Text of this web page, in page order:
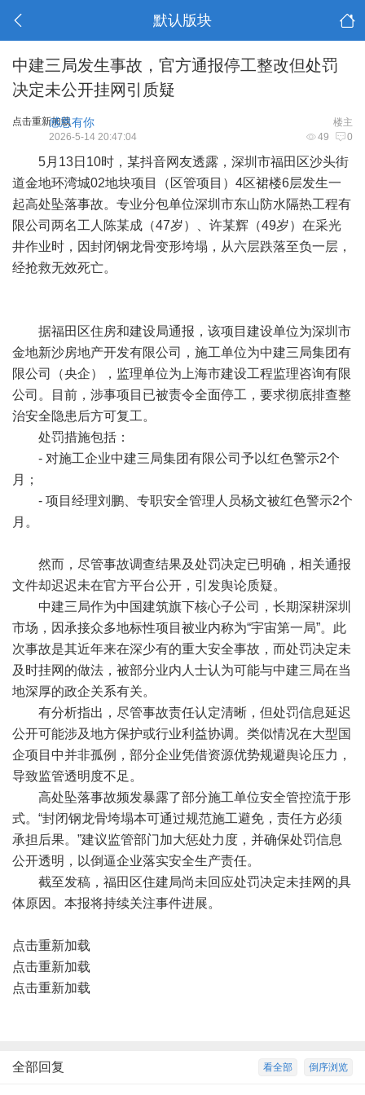
默认版块
中建三局发生事故，官方通报停工整改但处罚
决定未公开挂网引质疑
点击重新加载 楼主
感恩有你
49 0
2026-5-14 20:47:04
5月13日10时，某抖音网友透露，深圳市福田区沙头街
道金地环湾城02地块项目（区管项目）4区裙楼6层发生一
起高处坠落事故。专业分包单位深圳市东山防水隔热工程有
限公司两名工人陈某成（47岁）、许某辉（49岁）在采光
井作业时，因封闭钢龙骨变形垮塌，从六层跌落至负一层，
经抢救无效死亡。
据福田区住房和建设局通报，该项目建设单位为深圳市
金地新沙房地产开发有限公司，施工单位为中建三局集团有
限公司（央企），监理单位为上海市建设工程监理咨询有限
公司。目前，涉事项目已被责令全面停工，要求彻底排查整
治安全隐患后方可复工。
处罚措施包括：
- 对施工企业中建三局集团有限公司予以红色警示2个
月；
- 项目经理刘鹏、专职安全管理人员杨文被红色警示2个
月。
然而，尽管事故调查结果及处罚决定已明确，相关通报
文件却迟迟未在官方平台公开，引发舆论质疑。
中建三局作为中国建筑旗下核心子公司，长期深耕深圳
市场，因承接众多地标性项目被业内称为“宇宙第一局”。此
次事故是其近年来在深少有的重大安全事故，而处罚决定未
及时挂网的做法，被部分业内人士认为可能与中建三局在当
地深厚的政企关系有关。
有分析指出，尽管事故责任认定清晰，但处罚信息延迟
公开可能涉及地方保护或行业利益协调。类似情况在大型国
企项目中并非孤例，部分企业凭借资源优势规避舆论压力，
导致监管透明度不足。
高处坠落事故频发暴露了部分施工单位安全管控流于形
式。“封闭钢龙骨垮塌本可通过规范施工避免，责任方必须
承担后果。”建议监管部门加大惩处力度，并确保处罚信息
公开透明，以倒逼企业落实安全生产责任。
截至发稿，福田区住建局尚未回应处罚决定未挂网的具
体原因。本报将持续关注事件进展。
点击重新加载
点击重新加载
点击重新加载
倒序浏览
看全部
全部回复